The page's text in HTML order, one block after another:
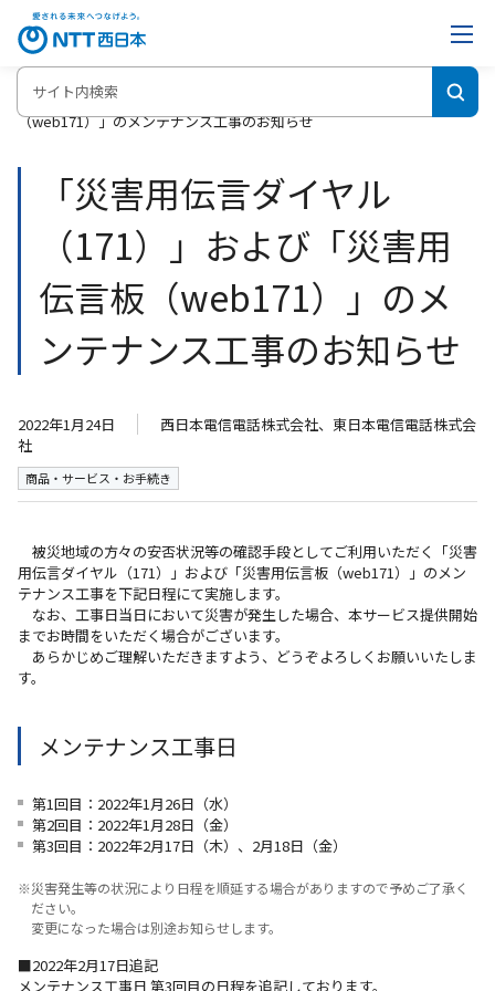
ホーム
「災害用伝言ダイヤル（171）」および「災害用伝言板
（web171）」のメンテナンス工事のお知らせ
「災害用伝言ダイヤル
（171）」および「災害用
伝言板（web171）」のメ
ンテナンス工事のお知らせ
2022年1月24日
西日本電信電話株式会社、東日本電信電話株式会
社
商品・サービス・お手続き
被災地域の方々の安否状況等の確認手段としてご利用いただく「災害
用伝言ダイヤル（171）」および「災害用伝言板（web171）」のメン
テナンス工事を下記日程にて実施します。
なお、工事日当日において災害が発生した場合、本サービス提供開始
までお時間をいただく場合がございます。
あらかじめご理解いただきますよう、どうぞよろしくお願いいたしま
す。
メンテナンス工事日
第1回目：2022年1月26日（水）
第2回目：2022年1月28日（金）
第3回目：2022年2月17日（木）、2月18日（金）
※災害発生等の状況により日程を順延する場合がありますので予めご了承く
ださい。
変更になった場合は別途お知らせします。
■2022年2月17日追記
メンテナンス工事日 第3回目の日程を追記しております。